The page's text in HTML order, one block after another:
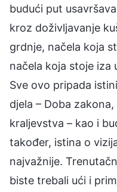
budući put
kroz doživljavanje
grdnje, načela koja
načela koja stoje iza
Sve ovo pripada
djela – Doba
kraljevstva – kao i
također, istina o
najvažnije.
biste trebali ući i